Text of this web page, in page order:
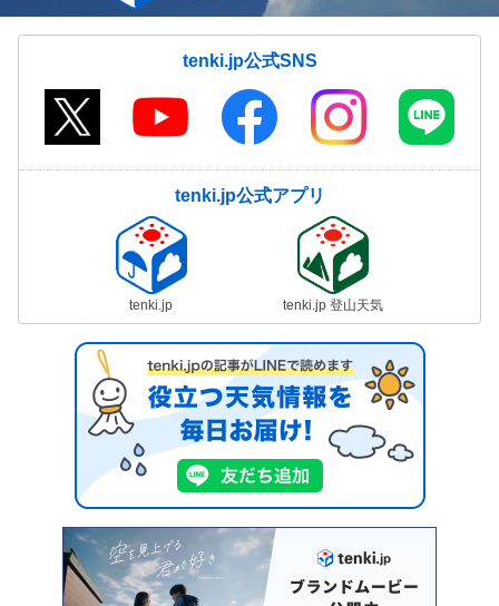
tenki.jp公式SNS
tenki.jp公式アプリ
tenki.jp tenki.jp 登山天気